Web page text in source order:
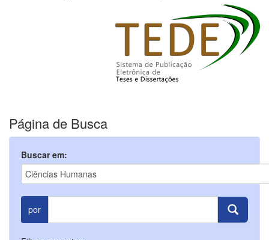
Página de Busca
Buscar em:
por